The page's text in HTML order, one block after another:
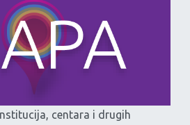
centara i drugih